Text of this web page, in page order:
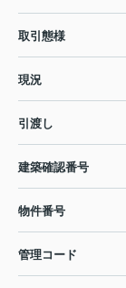
取引態様
現況
引渡し
建築確認番号
物件番号
管理コード